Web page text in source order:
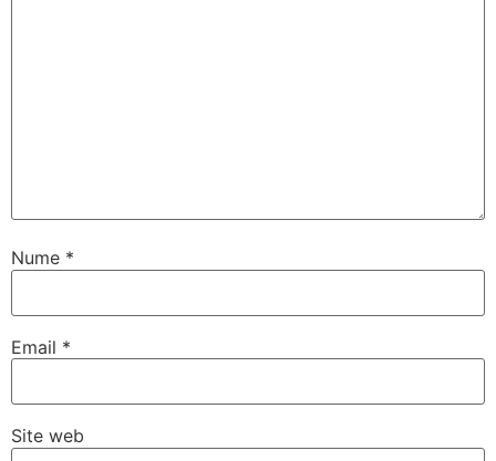
Nume *
Email *
Site web